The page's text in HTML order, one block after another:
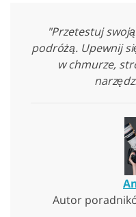
"Przetestuj
podróżą. Upewnij
w chmurze,
Autor